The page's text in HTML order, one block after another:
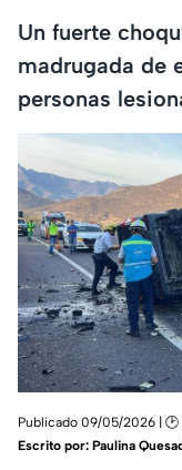
Un fuerte
madrugada de
personas
Publicado 09/05/2026 | 🕑
Escrito por: Paulina